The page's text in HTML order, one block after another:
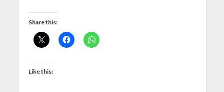
Share this:
Like this: